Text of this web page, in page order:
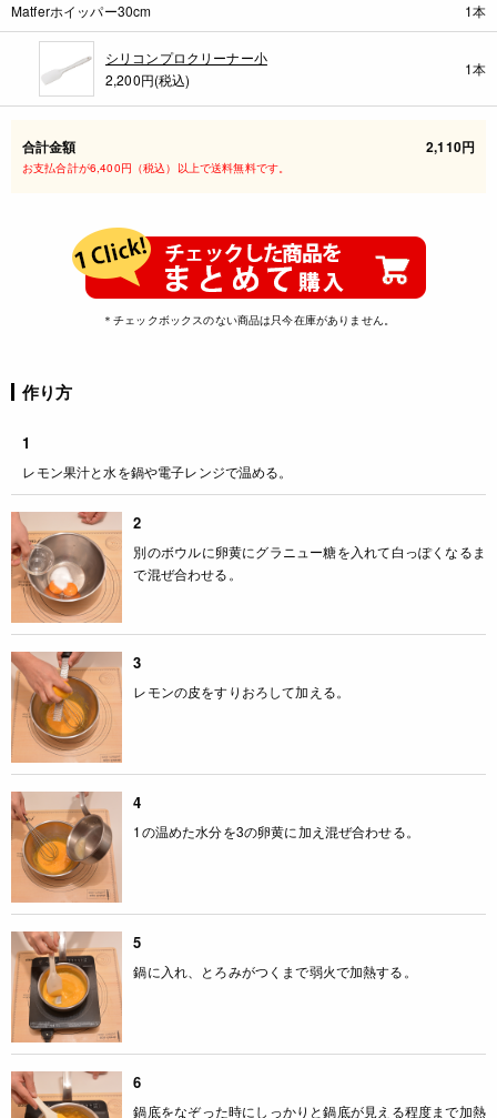
Matferホイッパー30cm 1本
シリコンプロクリーナー小
2,200円(税込)
1本
合計金額 2,110円
お支払合計が6,400円（税込）以上で送料無料です。
＊チェックボックスのない商品は只今在庫がありません。
作り方
1
レモン果汁と水を鍋や電子レンジで温める。
2
別のボウルに卵黄にグラニュー糖を入れて白っぽくなるま
で混ぜ合わせる。
3
レモンの皮をすりおろして加える。
4
1の温めた水分を3の卵黄に加え混ぜ合わせる。
5
鍋に入れ、とろみがつくまで弱火で加熱する。
6
鍋底をなぞった時にしっかりと鍋底が見える程度まで加熱